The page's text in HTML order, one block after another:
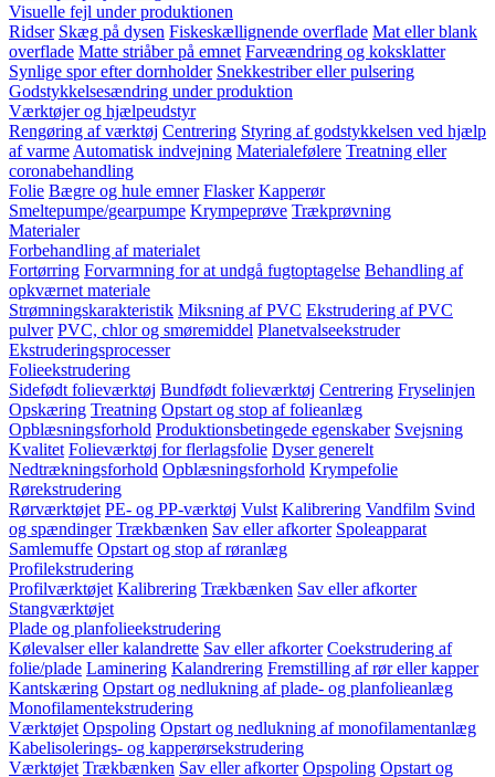
Visuelle fejl under produktionen
Ridser Skæg på dysen Fiskeskællignende overflade Mat eller blank
overflade Matte striåber på emnet Farveændring og koksklatter
Synlige spor efter dornholder Snekkestriber eller pulsering
Godstykkelsesændring under produktion
Værktøjer og hjælpeudstyr
Rengøring af værktøj Centrering Styring af godstykkelsen ved hjælp
af varme Automatisk indvejning Materialefølere Treatning eller
coronabehandling
Folie Bægre og hule emner Flasker Kapperør
Smeltepumpe/gearpumpe Krympeprøve Trækprøvning
Materialer
Forbehandling af materialet
Fortørring Forvarmning for at undgå fugtoptagelse Behandling af
opkværnet materiale
Strømningskarakteristik Miksning af PVC Ekstrudering af PVC
pulver PVC, chlor og smøremiddel Planetvalseekstruder
Ekstruderingsprocesser
Folieekstrudering
Sidefødt folieværktøj Bundfødt folieværktøj Centrering Fryselinjen
Opskæring Treatning Opstart og stop af folieanlæg
Opblæsningsforhold Produktionsbetingede egenskaber Svejsning
Kvalitet Folieværktøj for flerlagsfolie Dyser generelt
Nedtrækningsforhold Opblæsningsforhold Krympefolie
Rørekstrudering
Rørværktøjet PE- og PP-værktøj Vulst Kalibrering Vandfilm Svind
og spændinger Trækbænken Sav eller afkorter Spoleapparat
Samlemuffe Opstart og stop af røranlæg
Profilekstrudering
Profilværktøjet Kalibrering Trækbænken Sav eller afkorter
Stangværktøjet
Plade og planfolieekstrudering
Kølevalser eller kalandrette Sav eller afkorter Coekstrudering af
folie/plade Laminering Kalandrering Fremstilling af rør eller kapper
Kantskæring Opstart og nedlukning af plade- og planfolieanlæg
Monofilamentekstrudering
Værktøjet Opspoling Opstart og nedlukning af monofilamentanlæg
Kabelisolerings- og kapperørsekstrudering
Værktøjet Trækbænken Sav eller afkorter Opspoling Opstart og